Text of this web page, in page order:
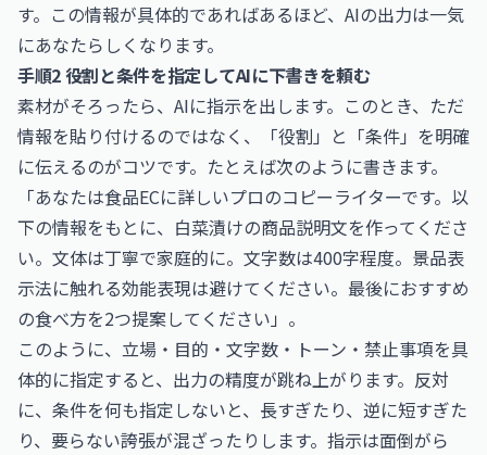
す。この情報が具体的であればあるほど、AIの出力は一気
にあなたらしくなります。
手順2 役割と条件を指定してAIに下書きを頼む
素材がそろったら、AIに指示を出します。このとき、ただ
情報を貼り付けるのではなく、「役割」と「条件」を明確
に伝えるのがコツです。たとえば次のように書きます。
「あなたは食品ECに詳しいプロのコピーライターです。以
下の情報をもとに、白菜漬けの商品説明文を作ってくださ
い。文体は丁寧で家庭的に。文字数は400字程度。景品表
示法に触れる効能表現は避けてください。最後におすすめ
の食べ方を2つ提案してください」。
このように、立場・目的・文字数・トーン・禁止事項を具
体的に指定すると、出力の精度が跳ね上がります。反対
に、条件を何も指定しないと、長すぎたり、逆に短すぎた
り、要らない誇張が混ざったりします。指示は面倒がら